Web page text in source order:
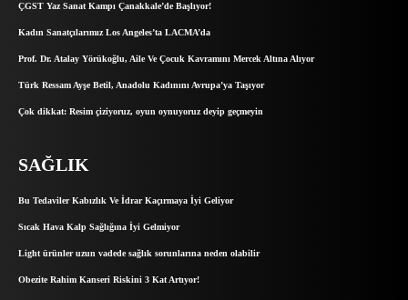
ÇGST Yaz Sanat Kampı Çanakkale’de Başlıyor!
Kadın Sanatçılarımız Los Angeles’ta LACMA’da
Prof. Dr. Atalay Yörükoğlu, Aile Ve Çocuk Kavramını Mercek Altına Alıyor
Türk Ressam Ayşe Betil, Anadolu Kadınını Avrupa’ya Taşıyor
Çok dikkat: Resim çiziyoruz, oyun oynuyoruz deyip geçmeyin
SAĞLIK
Bu Tedaviler Kabızlık Ve İdrar Kaçırmaya İyi Geliyor
Sıcak Hava Kalp Sağlığına İyi Gelmiyor
Light ürünler uzun vadede sağlık sorunlarına neden olabilir
Obezite Rahim Kanseri Riskini 3 Kat Artıyor!